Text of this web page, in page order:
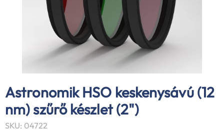
Astronomik HSO keskenysávú (12
nm) szűrő készlet (2")
SKU: 04722